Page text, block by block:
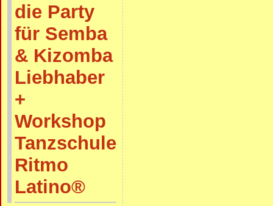
die Party
für Semba
& Kizomba
Liebhaber
+
Workshop
Tanzschule
Ritmo
Latino®